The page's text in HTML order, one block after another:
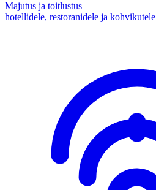
Majutus ja toitlustus
hotellidele, restoranidele ja kohvikutele